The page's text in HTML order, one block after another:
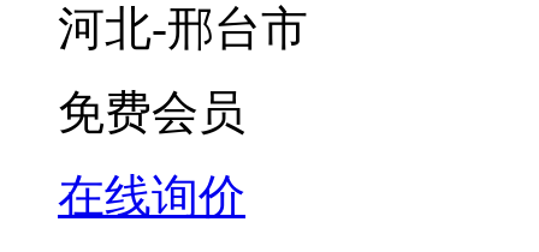
河北-邢台市
免费会员
在线询价